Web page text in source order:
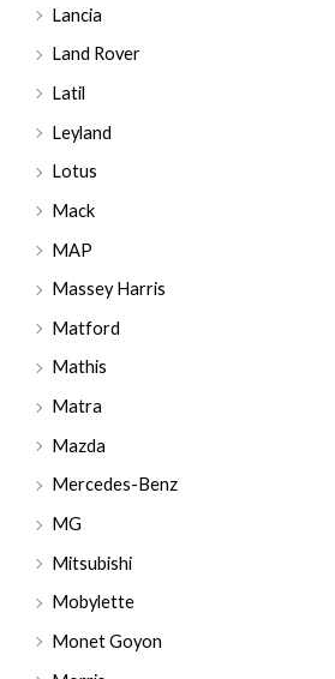
Lancia
Land Rover
Latil
Leyland
Lotus
Mack
MAP
Massey Harris
Matford
Mathis
Matra
Mazda
Mercedes-Benz
MG
Mitsubishi
Mobylette
Monet Goyon